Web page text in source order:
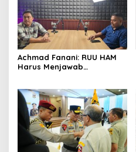
Achmad Fanani: RUU HAM
Harus Menjawab